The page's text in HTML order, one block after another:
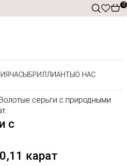
0
ЧАСЫ БРИЛЛИАНТЫ О НАС
серьги с природными
с
карат